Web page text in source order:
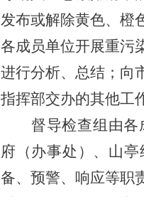
发布或解除黄色、 橙
各成员单位开展重污
进行分析、总结；向
指挥部交办的其他工
督导检查组由
府（办事处） 、 山亭
备、预警、响应等职